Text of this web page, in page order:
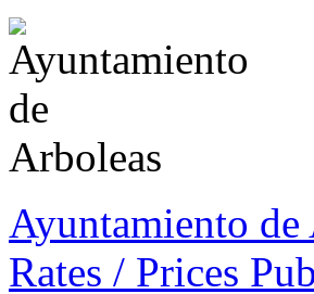
Ayuntamiento de
Rates / Prices